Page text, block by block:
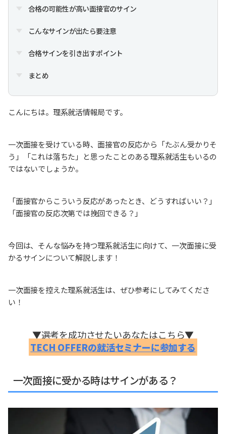
合格の可能性が高い面接官のサイン
こんなサインが出たら要注意
合格サインを引き出すポイント
まとめ
こんにちは。理系就活情報局です。
一次面接を受けている時、面接官の反応から「たぶん受かりそ
う」「これは落ちた」と思ったことのある理系就活生もいるの
ではないでしょうか。
「面接官からこういう反応があったとき、どうすればいい？」
「面接官の反応次第では挽回できる？」
今回は、そんな悩みを持つ理系就活生に向けて、一次面接に受
かるサインについて解説します！
一次面接を控えた理系就活生は、ぜひ参考にしてみてくださ
い！
▼選考を成功させたいあなたはこちら▼
TECH OFFERの就活セミナーに参加する
一次面接に受かる時はサインがある？